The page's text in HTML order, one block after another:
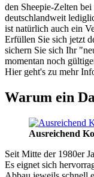
den Sheepie-Zelten bei
deutschlandweit
ist natürlich auch ein
Erfüllen Sie sich jetzt
sichern Sie sich Ihr
momentan noch
Hier geht's zu mehr
Warum ein
Ausreichend
Seit Mitte der 1980er
Es eignet sich